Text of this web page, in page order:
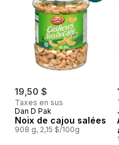
19,50 $
Taxes en sus
Dan D Pak
Noix de cajou salées
908 g, 2,15 $/100g